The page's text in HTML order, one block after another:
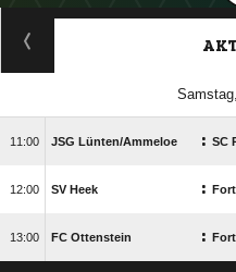
 JSG Lünten/​Ammeloe : SC
 SV Heek :
 FC Ottenstein :